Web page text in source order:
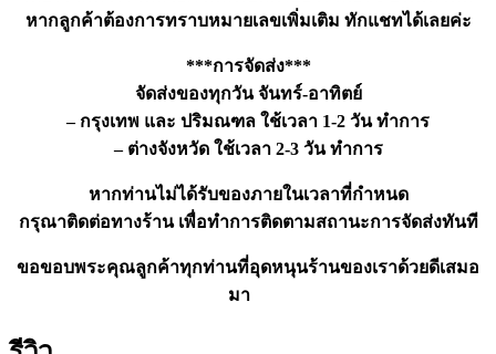
หากลูกค้าต้องการทราบหมายเลขเพิ่มเติม ทักแชทได้เลยค่ะ
***การจัดส่ง***
จัดส่งของทุกวัน จันทร์-อาทิตย์
– กรุงเทพ และ ปริมณฑล ใช้เวลา 1-2 วัน ทำการ
– ต่างจังหวัด ใช้เวลา 2-3 วัน ทำการ
หากท่านไม่ได้รับของภายในเวลาที่กำหนด
กรุณาติดต่อทางร้าน เพื่อทำการติดตามสถานะการจัดส่งทันที
ขอขอบพระคุณลูกค้าทุกท่านที่อุดหนุนร้านของเราด้วยดีเสมอ
มา